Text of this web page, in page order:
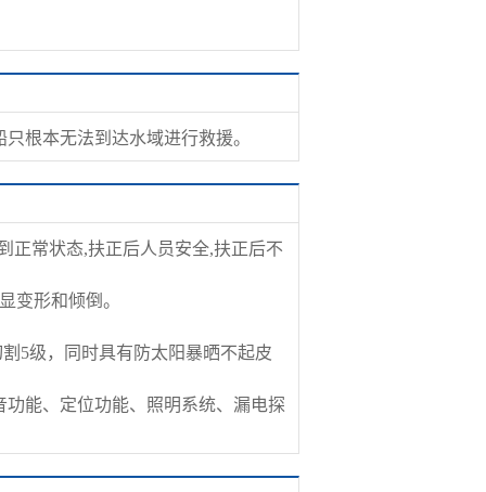
根本无法到达水域进行救援。
正常状态,扶正后人员安全,扶正后不
变形和倾倒。
5级，同时具有防太阳暴晒不起皮
能、定位功能、照明系统、漏电探